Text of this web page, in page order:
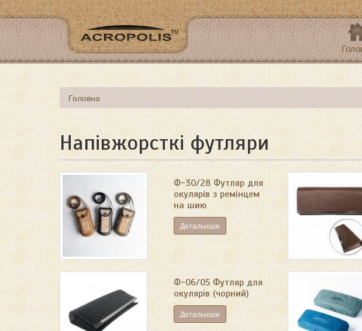
Перейти
до
основного
матеріалу
Ви
є
тут
Головна
Напівжорсткі футляри
Ф-30/28 Футляр для
окулярів з ремінцем
на шию
Детальніше
Ф-06/05 Футляр для
окулярів (чорний)
Детальніше